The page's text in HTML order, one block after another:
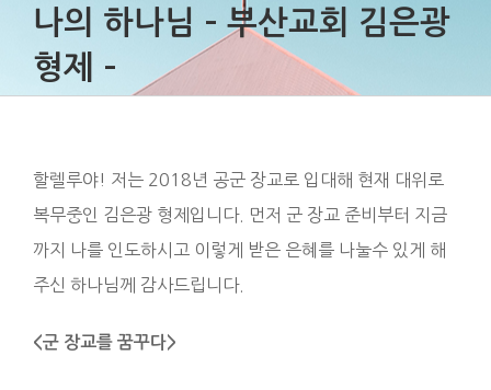
나의 하나님 – 부산교회 김은광
형제 –
할렐루야! 저는 2018년 공군 장교로 입대해 현재 대위로
복무중인 김은광 형제입니다. 먼저 군 장교 준비부터 지금
까지 나를 인도하시고 이렇게 받은 은혜를 나눌수 있게 해
주신 하나님께 감사드립니다.
<군 장교를 꿈꾸다>